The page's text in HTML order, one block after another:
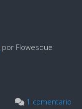
por Flowesque
1 comentario